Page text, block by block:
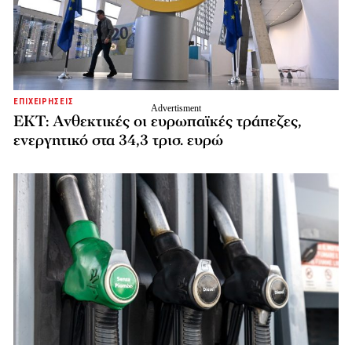
ΕΠΙΧΕΙΡΗΣΕΙΣ
ΕΚΤ: Ανθεκτικές οι ευρωπαϊκές τράπεζες,
ενεργητικό στα 34,3 τρισ. ευρώ